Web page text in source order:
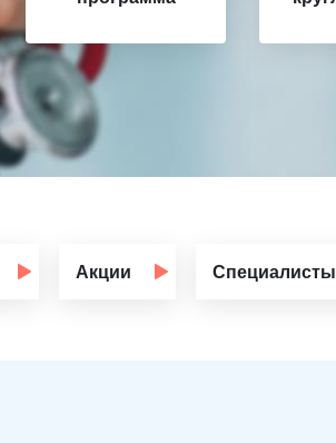
Акции Специалисты